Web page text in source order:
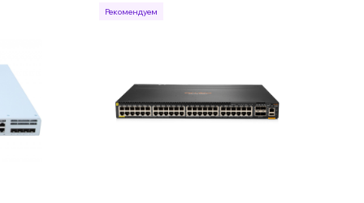
Рекомендуем